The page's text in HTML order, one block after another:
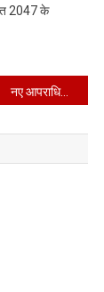
2047 के
नए आपराधिक कानूनों के अनुसार फोरेंसिक विज्ञान सेवाओं को मजबूत बनाने पर चर्चा होगी*